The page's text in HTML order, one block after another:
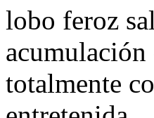
lobo feroz
acumulación
totalmente